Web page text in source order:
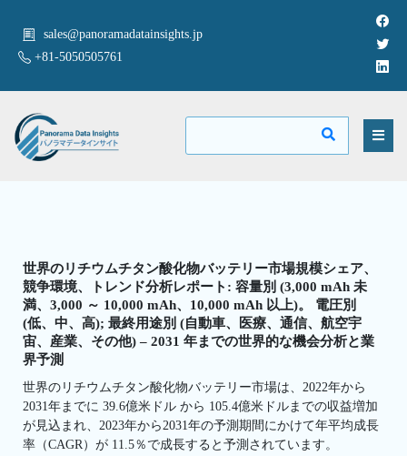
sales@panoramadatainsights.jp
+81-5050505761
世界のリチウムチタン酸化物バッテリー市場規模シェア、
競争環境、トレンド分析レポート: 容量別 (3,000 mAh 未
満、3,000 ～ 10,000 mAh、10,000 mAh 以上)。 電圧別
(低、中、高); 最終用途別 (自動車、医療、通信、航空宇
宙、産業、その他) – 2031 年までの世界的な機会分析と業
界予測
世界のリチウムチタン酸化物バッテリー市場は、2022年から
2031年までに 39.6億米ドル から 105.4億米ドルまでの収益増加
が見込まれ、2023年から2031年の予測期間にかけて年平均成長
率（CAGR）が 11.5％で成長すると予測されています。